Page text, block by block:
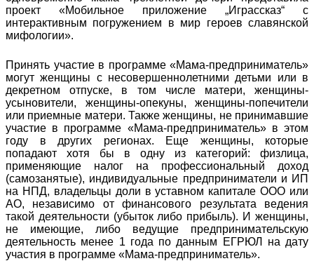
проект «Мобильное приложение „Играссказ“ с
интерактивным погружением в мир героев славянской
мифологии».
Принять участие в программе «Мама-предприниматель»
могут женщины с несовершеннолетними детьми или в
декретном отпуске, в том числе матери, женщины-
усыновители, женщины-опекуны, женщины-попечители
или приемные матери. Также женщины, не принимавшие
участие в программе «Мама-предприниматель» в этом
году в других регионах. Еще женщины, которые
попадают хотя бы в одну из категорий: физлица,
применяющие налог на профессиональный доход
(самозанятые), индивидуальные предприниматели и ИП
на НПД, владельцы доли в уставном капитале ООО или
АО, независимо от финансового результата ведения
такой деятельности (убыток либо прибыль). И женщины,
не имеющие, либо ведущие предпринимательскую
деятельность менее 1 года по данным ЕГРЮЛ на дату
участия в программе «Мама-предприниматель».